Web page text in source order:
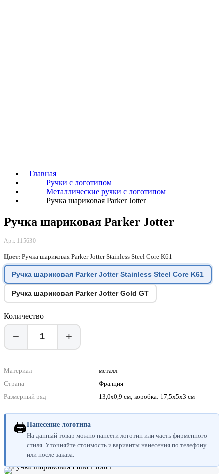
Главная
Ручки с логотипом
Металлические ручки с логотипом
Ручка шариковая Parker Jotter
Ручка шариковая Parker Jotter
Арт. 115630
Цвет: Ручка шариковая Parker Jotter Stainless Steel Core K61
Ручка шариковая Parker Jotter Stainless Steel Core K61
Ручка шариковая Parker Jotter Gold GT
Количество
− +
Материал
металл
Страна
Франция
Размерный ряд
13,0х0,9 см; коробка: 17,5х5х3 см
🖨Нанесение логотипа
На данный товар можно нанести логотип или часть фирменного
стиля. Уточняйте стоимость и варианты нанесения по телефону
или после заказа.